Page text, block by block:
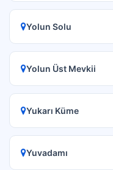
Yolun Solu
Yolun Üst Mevkii
Yukarı Küme
Yuvadamı